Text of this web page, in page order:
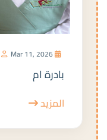
بادرة ام
المزيد